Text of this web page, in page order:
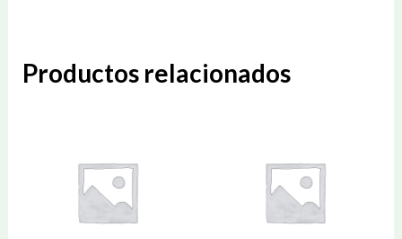
Productos relacionados